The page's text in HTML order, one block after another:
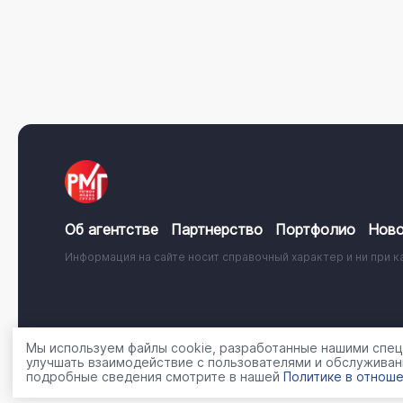
Об агентстве Партнерство Портфолио
Информация на сайте носит справочный характер и ни при
© 2001 - 2026, ООО «Регион Медиа Групп» Политика
Мы используем файлы cookie, разработанные нашими
улучшать взаимодействие с пользователями и
подробные сведения смотрите в нашей Политике в